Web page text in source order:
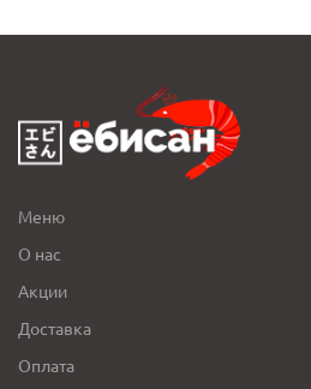
Меню
О нас
Акции
Доставка
Оплата